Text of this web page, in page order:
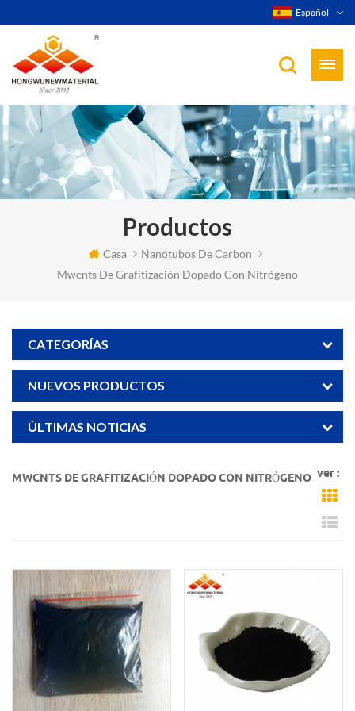
Español
Productos
Casa
Nanotubos De Carbon
Mwcnts De Grafitización Dopado Con Nitrógeno
CATEGORÍAS
NUEVOS PRODUCTOS
ÚLTIMAS NOTICIAS
MWCNTS DE GRAFITIZACIÓN DOPADO CON NITRÓGENO ver :